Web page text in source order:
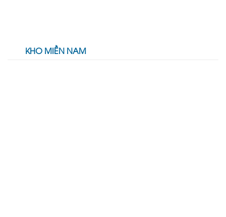
KHO MIỀN NAM